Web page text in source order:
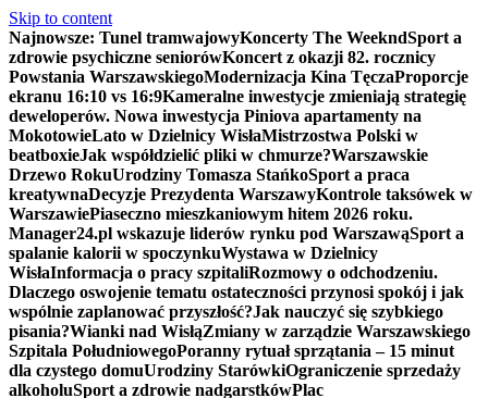
Skip to content
Najnowsze: Tunel tramwajowyKoncerty The WeekndSport a
zdrowie psychiczne seniorówKoncert z okazji 82. rocznicy
Powstania WarszawskiegoModernizacja Kina TęczaProporcje
ekranu 16:10 vs 16:9Kameralne inwestycje zmieniają strategię
deweloperów. Nowa inwestycja Piniova apartamenty na
MokotowieLato w Dzielnicy WisłaMistrzostwa Polski w
beatboxieJak współdzielić pliki w chmurze?Warszawskie
Drzewo RokuUrodziny Tomasza StańkoSport a praca
kreatywnaDecyzje Prezydenta WarszawyKontrole taksówek w
WarszawiePiaseczno mieszkaniowym hitem 2026 roku.
Manager24.pl wskazuje liderów rynku pod WarszawąSport a
spalanie kalorii w spoczynkuWystawa w Dzielnicy
WisłaInformacja o pracy szpitaliRozmowy o odchodzeniu.
Dlaczego oswojenie tematu ostateczności przynosi spokój i jak
wspólnie zaplanować przyszłość?Jak nauczyć się szybkiego
pisania?Wianki nad WisłąZmiany w zarządzie Warszawskiego
Szpitala PołudniowegoPoranny rytuał sprzątania – 15 minut
dla czystego domuUrodziny StarówkiOgraniczenie sprzedaży
alkoholuSport a zdrowie nadgarstkówPlac